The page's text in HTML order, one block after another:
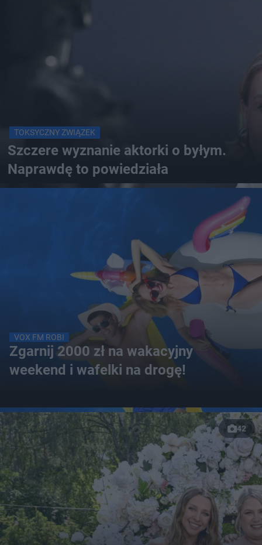
TOKSYCZNY ZWIĄZEK
Szczere wyznanie aktorki o byłym.
Naprawdę to powiedziała
VOX FM ROBI
Zgarnij 2000 zł na wakacyjny
weekend i wafelki na drogę!
42